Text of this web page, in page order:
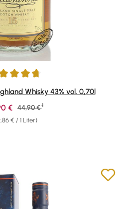
von 4.82 von 5 Sternen
Whisky 43% vol. 0,70l
€ / 1 Liter)
Verkaufspreis:
€ Regulärer Preis:
44,90 € 1